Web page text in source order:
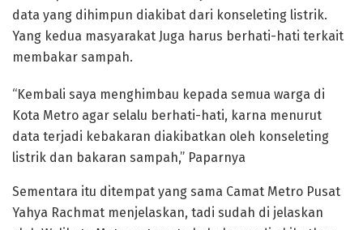
data yang dihimpun diakibat dari konseleting listrik.
Yang kedua masyarakat Juga harus berhati-hati terkait
membakar sampah.
“Kembali saya menghimbau kepada semua warga di
Kota Metro agar selalu berhati-hati, karna menurut
data terjadi kebakaran diakibatkan oleh konseleting
listrik dan bakaran sampah,” Paparnya
Sementara itu ditempat yang sama Camat Metro Pusat
Yahya Rachmat menjelaskan, tadi sudah di jelaskan